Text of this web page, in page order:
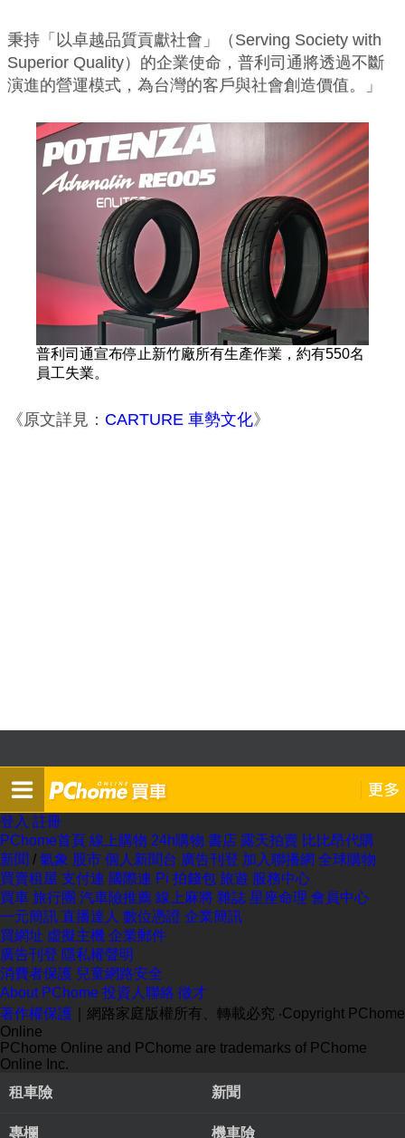
秉持「以卓越品質貢獻社會」（Serving Society with
Superior Quality）的企業使命，普利司通將透過不斷
演進的營運模式，為台灣的客戶與社會創造價值。」
普利司通宣布停止新竹廠所有生產作業，約有550名
員工失業。
《原文詳見： CARTURE 車勢文化》
登入 註冊
PChome首頁 線上購物 24h購物 書店 露天拍賣 比比昂代購
新聞 / 氣象 股市 個人新聞台 廣告刊登 加入聯播網 全球購物
買賣租屋 支付連 國際連 Pi 拍錢包 旅遊 服務中心
買車 旅行團 汽車險推薦 線上麻將 雜誌 星座命理 會員中心
一元簡訊 直播達人 數位憑證 企業簡訊
買網址 虛擬主機 企業郵件
廣告刊登 隱私權聲明
消費者保護 兒童網路安全
About PChome 投資人聯絡 徵才
著作權保護 ｜網路家庭版權所有、轉載必究 ‧Copyright PChome
Online
PChome Online and PChome are trademarks of PChome
Online Inc.
租車險
新聞
專欄 機車險